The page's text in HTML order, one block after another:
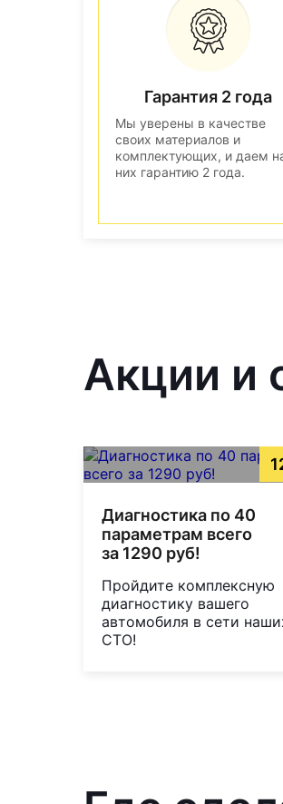
Гарантия 2 года
Мы уверены в качестве
своих материалов и
комплектующих, и даем
них гарантию 2 года.
Акции и
Диагностика по 40
параметрам всего
за 1290 руб!
Пройдите комплексную
диагностику вашего
автомобиля в сети
СТО!